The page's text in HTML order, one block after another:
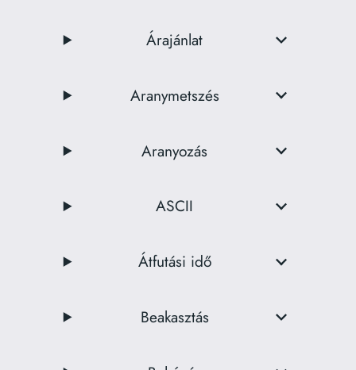
Árajánlat
Aranymetszés
Aranyozás
ASCII
Átfutási idő
Beakasztás